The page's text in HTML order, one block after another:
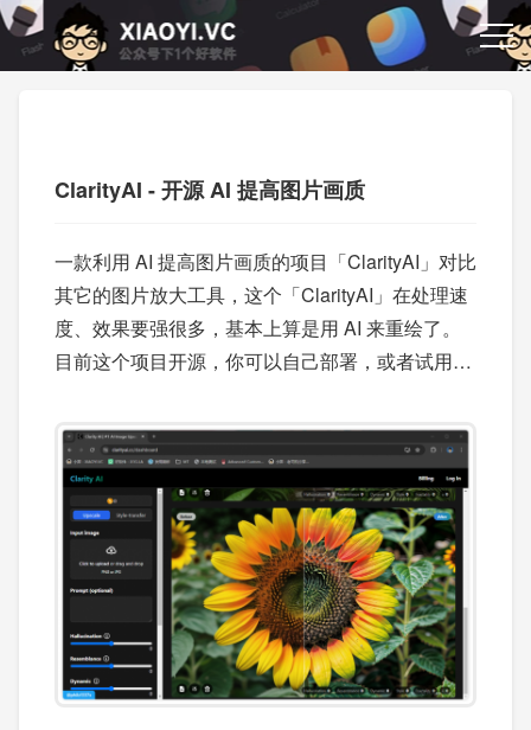
ClarityAI - 开源 AI 提高图片画质
一款利用 AI 提高图片画质的项目「ClarityAI」对比
其它的图片放大工具，这个「ClarityAI」在处理速
度、效果要强很多，基本上算是用 AI 来重绘了。
目前这个项目开源，你可以自己部署，或者试用作